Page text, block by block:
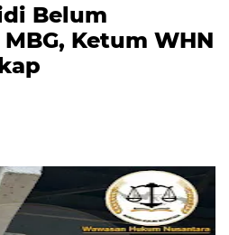
Belum
Ketum WHN